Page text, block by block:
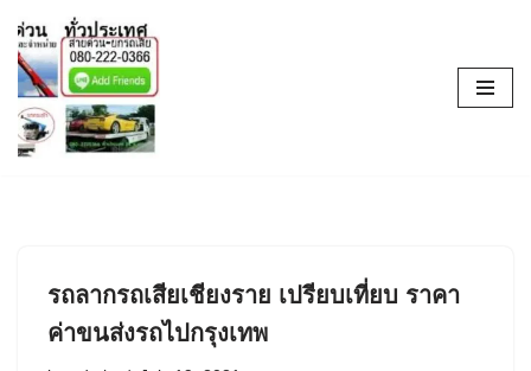
Skip
to
content
รถลากรถเสียเชียงราย เปรียบเที่ยบ ราคา
ค่าขนส่งรถไปกรุงเทพ